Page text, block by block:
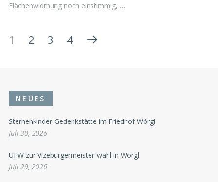
Flächenwidmung noch einstimmig, …
1 2 3 4
NEUES
Sternenkinder-Gedenkstätte im Friedhof Wörgl
Juli 30, 2026
UFW zur Vizebürgermeister-wahl in Wörgl
Juli 29, 2026